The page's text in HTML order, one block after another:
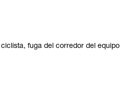
fuga del corredor del equipo